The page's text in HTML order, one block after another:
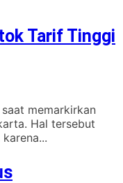
Tarif Tinggi
memarkirkan
Hal tersebut